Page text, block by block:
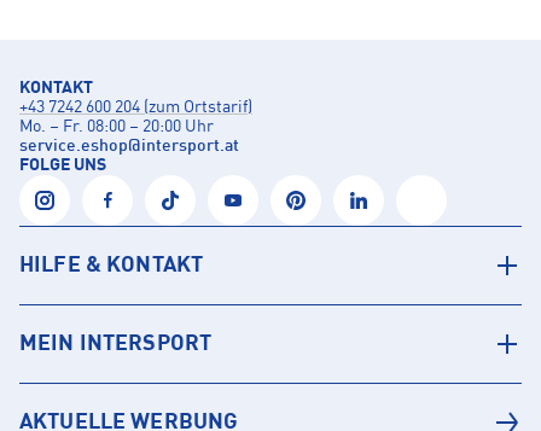
KONTAKT
+43 7242 600 204 (zum Ortstarif)
Mo. – Fr. 08:00 – 20:00 Uhr
service.eshop@intersport.at
FOLGE UNS
HILFE & KONTAKT
MEIN INTERSPORT
AKTUELLE WERBUNG